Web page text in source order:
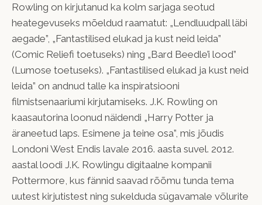
Rowling on kirjutanud ka kolm sarjaga seotud
heategevuseks mõeldud raamatut: „Lendluudpall läbi
aegade”, „Fantastilised elukad ja kust neid leida”
(Comic Reliefi toetuseks) ning „Bard Beedle’i lood”
(Lumose toetuseks). „Fantastilised elukad ja kust neid
leida” on andnud talle ka inspiratsiooni
filmistsenaariumi kirjutamiseks. J.K. Rowling on
kaasautorina loonud näidendi „Harry Potter ja
äraneetud laps. Esimene ja teine osa”, mis jõudis
Londoni West Endis lavale 2016. aasta suvel. 2012.
aastal loodi J.K. Rowlingu digitaalne kompanii
Pottermore, kus fännid saavad rõõmu tunda tema
uutest kirjutistest ning sukelduda sügavamale võlurite